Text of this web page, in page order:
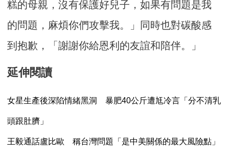
糕的母親，沒有保護好兒子，如果有問題是我
的問題，麻煩你們攻擊我。」同時也對碳酸感
到抱歉，「謝謝你給恩利的友誼和陪伴。」
延伸閱讀
女星生產後深陷情緒黑洞 暴肥40公斤遭尪冷言「分不清乳
頭跟肚臍」
王毅通話盧比歐 稱台灣問題「是中美關係的最大風險點」